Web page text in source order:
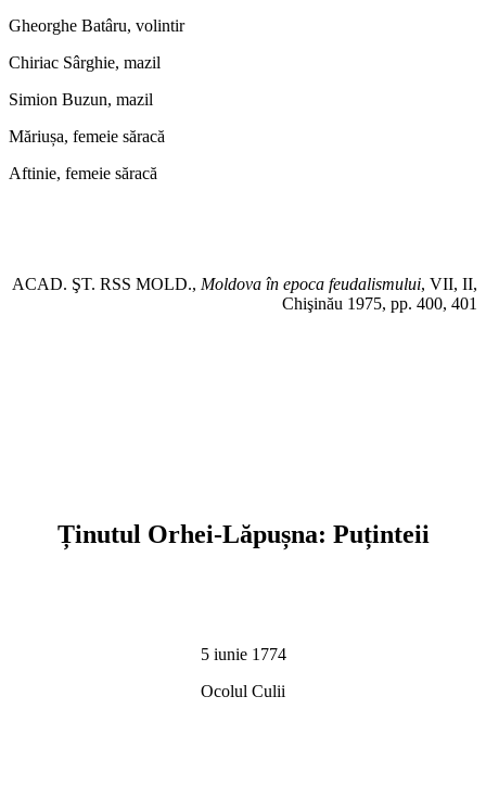
Gheorghe Batâru, volintir
Chiriac Sârghie, mazil
Simion Buzun, mazil
Măriușa, femeie săracă
Aftinie, femeie săracă
ACAD. ŞT. RSS MOLD., Moldova în epoca feudalismului, VII, II,
Chişinău 1975, pp. 400, 401
Ținutul Orhei-Lăpușna: Puținteii
5 iunie 1774
Ocolul Culii